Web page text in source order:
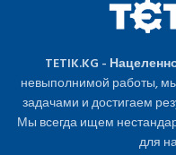
TETIK.KG -
невыполнимой работы,
задачами и достигаем
Мы всегда ищем
для